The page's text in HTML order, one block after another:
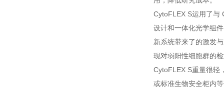
CytoFLEX S运用了与
设计和一体化光学组
新系统带来了的激发
现对弱阳性细胞群的
CytoFLEX S重量很轻
或标准生物安全柜内